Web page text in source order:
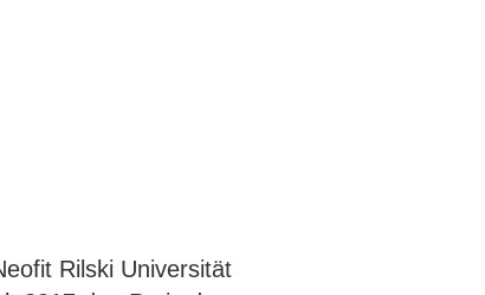
Rilski Universität